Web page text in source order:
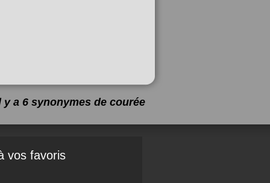
y a 6 synonymes de courée
vos favoris